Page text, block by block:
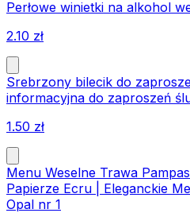
Perłowe winietki na alkohol
2.10 zł
Srebrzony bilecik do
informacyjna do zaproszeń
1.50 zł
Menu Weselne Trawa
Papierze Ecru | Eleganckie
Opal nr 1